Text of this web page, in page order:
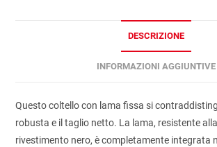
DESCRIZIONE
INFORMAZIONI AGGIUNTIVE
Questo coltello con lama fissa si
robusta e il taglio netto. La lama, resistente
rivestimento nero, è completamente integrata